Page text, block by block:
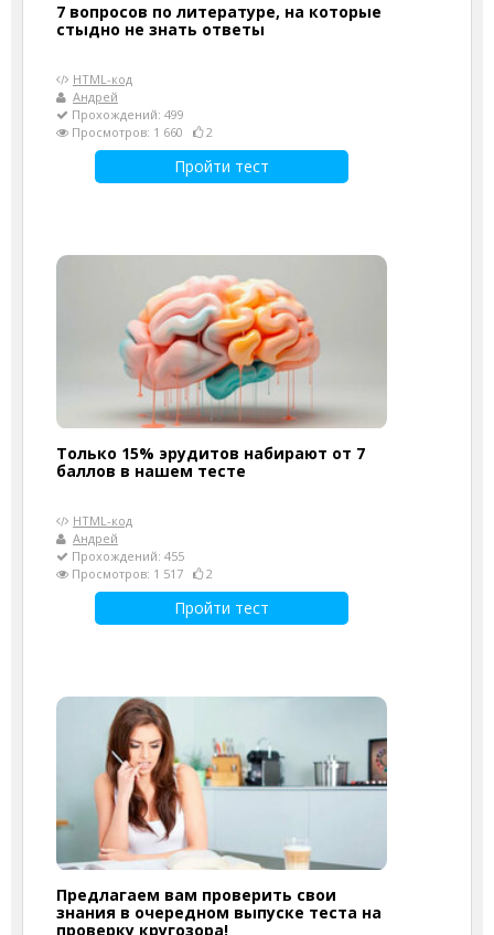
7 вопросов по литературе, на которые
стыдно не знать ответы
HTML-код
Андрей
Прохождений: 499
Просмотров: 1 660
2
Пройти тест
Только 15% эрудитов набирают от 7
баллов в нашем тесте
HTML-код
Андрей
Прохождений: 455
Просмотров: 1 517
2
Пройти тест
Предлагаем вам проверить свои
знания в очередном выпуске теста на
проверку кругозора!